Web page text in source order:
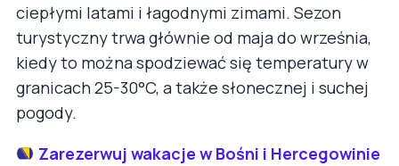
ciepłymi latami i łagodnymi zimami. Sezon
turystyczny trwa głównie od maja do września,
kiedy to można spodziewać się temperatury w
granicach 25-30°C, a także słonecznej i suchej
pogody.
Zarezerwuj wakacje w Bośni i Hercegowinie